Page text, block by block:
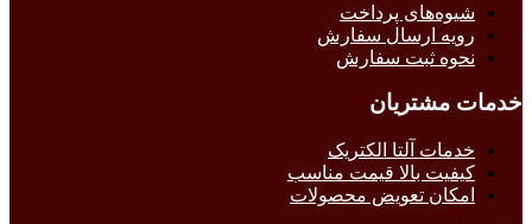
شیوه‌های پرداخت
رویه ارسال سفارش
نحوه ثبت سفارش
خدمات مشتریان
خدمات آلتا الکتریک
کیفیت بالا قیمت مناسب
امکان تعویض محصولات